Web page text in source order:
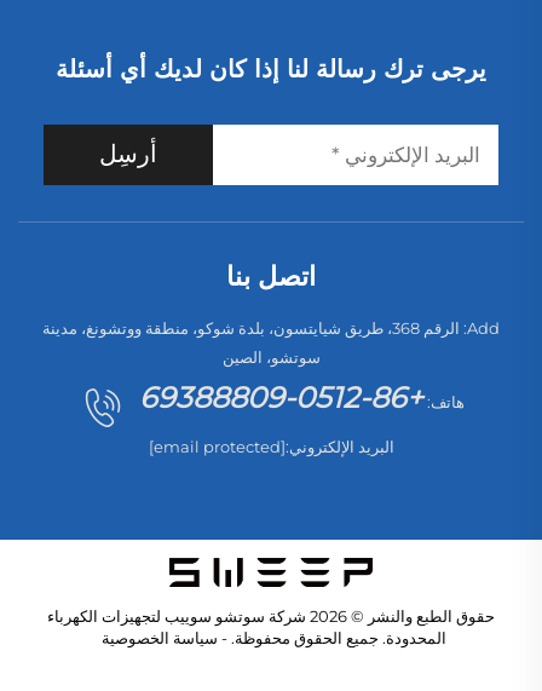
يرجى ترك رسالة لنا إذا كان لديك أي أسئلة
أرسِل
اتصل بنا
Add: الرقم 368، طريق شيايتسون، بلدة شوكو، منطقة ووتشونغ، مدينة
سوتشو، الصين
هاتف: +86-0512-69388809
البريد الإلكتروني:[email protected]
حقوق الطبع والنشر © 2026 شركة سوتشو سوييب لتجهيزات الكهرباء
المحدودة. جميع الحقوق محفوظة. - سياسة الخصوصية